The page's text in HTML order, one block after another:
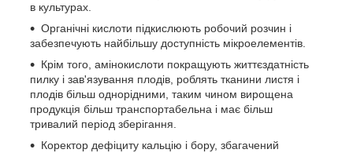
в культурах.
Органічні кислоти підкислюють робочий розчин і
забезпечують найбільшу доступність мікроелементів.
Крім того, амінокислоти покращують життєздатність
пилку і зав'язування плодів, роблять тканини листя і
плодів більш однорідними, таким чином вирощена
продукція більш транспортабельна і має більш
тривалий період зберігання.
Коректор дефіциту кальцію і бору, збагачений